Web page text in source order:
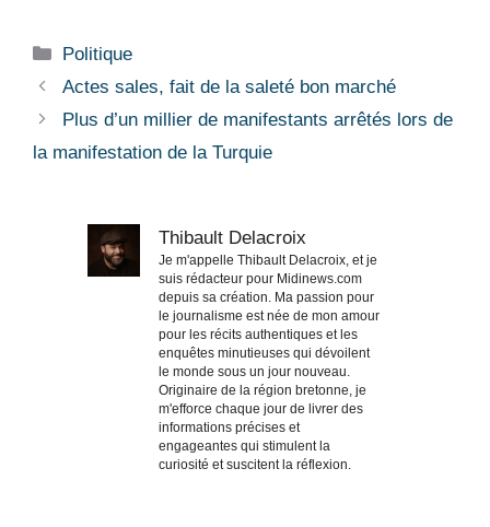
Catégories
Politique
Actes sales, fait de la saleté bon marché
Plus d’un millier de manifestants arrêtés lors de
la manifestation de la Turquie
Thibault Delacroix
Je m'appelle Thibault Delacroix, et je
suis rédacteur pour Midinews.com
depuis sa création. Ma passion pour
le journalisme est née de mon amour
pour les récits authentiques et les
enquêtes minutieuses qui dévoilent
le monde sous un jour nouveau.
Originaire de la région bretonne, je
m'efforce chaque jour de livrer des
informations précises et
engageantes qui stimulent la
curiosité et suscitent la réflexion.